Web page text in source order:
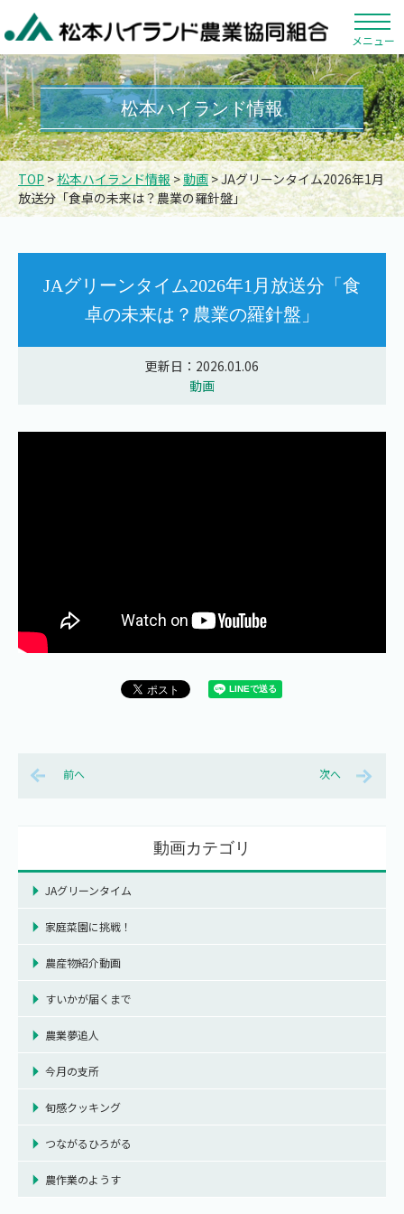
メニュー
松本ハイランド情報
TOP>松本ハイランド情報>動画> JAグリーンタイム2026年1月
放送分「食卓の未来は？農業の羅針盤」
JAグリーンタイム2026年1月放送分「食
卓の未来は？農業の羅針盤」
更新日：2026.01.06
動画
前へ 次へ
動画カテゴリ
JAグリーンタイム
家庭菜園に挑戦！
農産物紹介動画
すいかが届くまで
農業夢追人
今月の支所
旬感クッキング
つながるひろがる
農作業のようす